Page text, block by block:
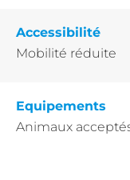
Accessibilité
Mobilité réduite
Equipements
Animaux